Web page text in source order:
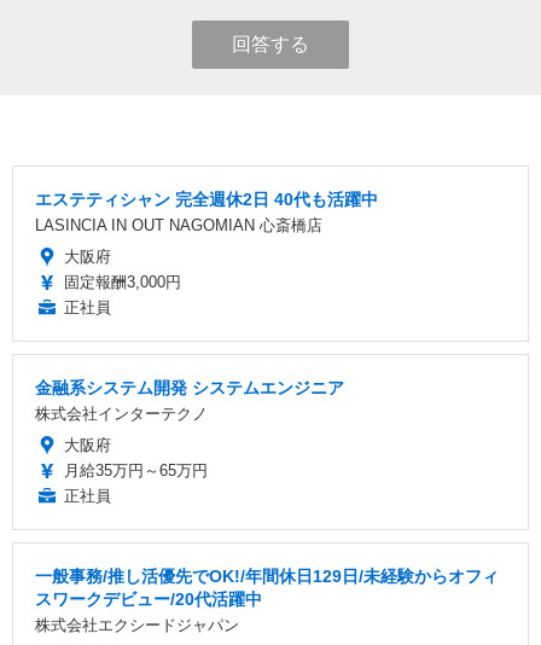
回答する
エステティシャン 完全週休2日 40代も活躍中
LASINCIA IN OUT NAGOMIAN 心斎橋店
大阪府
固定報酬3,000円
正社員
金融系システム開発 システムエンジニア
株式会社インターテクノ
大阪府
月給35万円～65万円
正社員
一般事務/推し活優先でOK!/年間休日129日/未経験からオフィ
スワークデビュー/20代活躍中
株式会社エクシードジャパン